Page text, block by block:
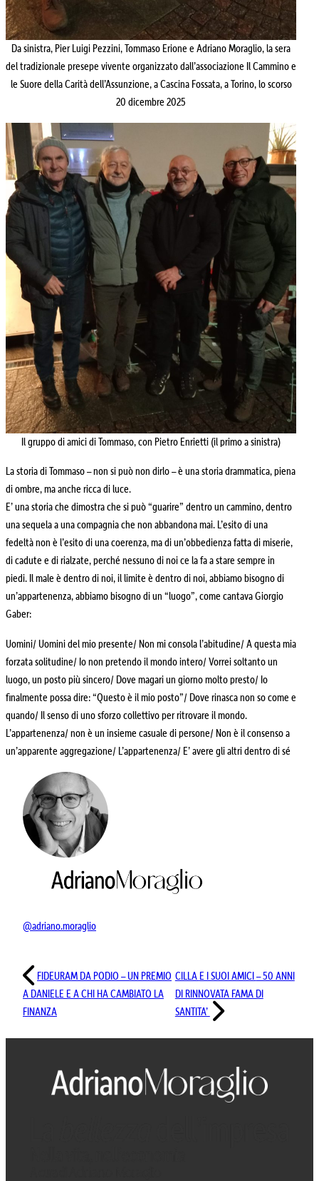
Da sinistra, Pier Luigi Pezzini, Tommaso Erione e Adriano Moraglio, la sera
del tradizionale presepe vivente organizzato dall’associazione Il Cammino e
le Suore della Carità dell’Assunzione, a Cascina Fossata, a Torino, lo scorso
20 dicembre 2025
Il gruppo di amici di Tommaso, con Pietro Enrietti (il primo a sinistra)
La storia di Tommaso – non si può non dirlo – è una storia drammatica, piena
di ombre, ma anche ricca di luce.
E’ una storia che dimostra che si può “guarire” dentro un cammino, dentro
una sequela a una compagnia che non abbandona mai. L’esito di una
fedeltà non è l’esito di una coerenza, ma di un’obbedienza fatta di miserie,
di cadute e di rialzate, perché nessuno di noi ce la fa a stare sempre in
piedi. Il male è dentro di noi, il limite è dentro di noi, abbiamo bisogno di
un’appartenenza, abbiamo bisogno di un “luogo”, come cantava Giorgio
Gaber:
Uomini/ Uomini del mio presente/ Non mi consola l’abitudine/ A questa mia
forzata solitudine/ Io non pretendo il mondo intero/ Vorrei soltanto un
luogo, un posto più sincero/ Dove magari un giorno molto presto/ Io
finalmente possa dire: “Questo è il mio posto”/ Dove rinasca non so come e
quando/ Il senso di uno sforzo collettivo per ritrovare il mondo.
L’appartenenza/ non è un insieme casuale di persone/ Non è il consenso a
un’apparente aggregazione/ L’appartenenza/ E’ avere gli altri dentro di sé
@adriano.moraglio
FIDEURAM DA PODIO – UN PREMIO
A DANIELE E A CHI HA CAMBIATO LA
FINANZA
CILLA E I SUOI AMICI – 50 ANNI
DI RINNOVATA FAMA DI
SANTITA’